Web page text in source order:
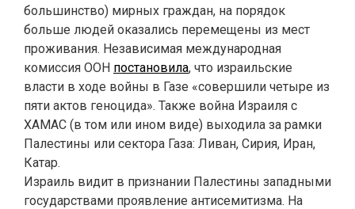
большинство) мирных граждан, на порядок
больше людей оказались перемещены из мест
проживания. Независимая международная
комиссия ООН постановила, что израильские
власти в ходе войны в Газе «совершили четыре из
пяти актов геноцида». Также война Израиля с
ХАМАС (в том или ином виде) выходила за рамки
Палестины или сектора Газа: Ливан, Сирия, Иран,
Катар.
Израиль видит в признании Палестины западными
государствами проявление антисемитизма. На